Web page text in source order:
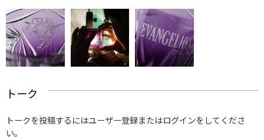
トーク
トークを投稿するにはユーザー登録またはログインをしてくださ
い。